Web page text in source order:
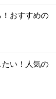
おすすめの
い！人気の